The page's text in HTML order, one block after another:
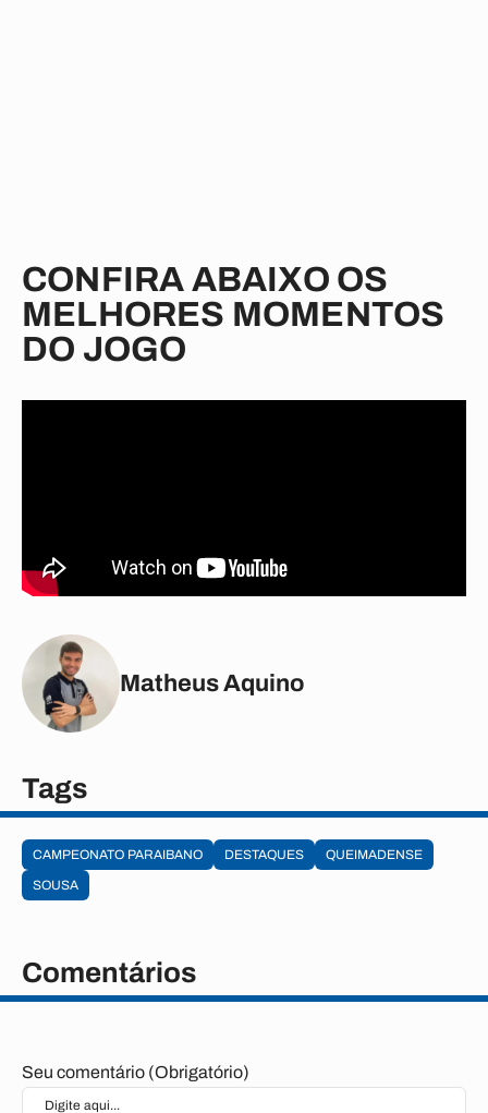
CONFIRA ABAIXO OS
MELHORES MOMENTOS
DO JOGO
Matheus Aquino
Tags
CAMPEONATO PARAIBANO DESTAQUES
QUEIMADENSE
SOUSA
Comentários
Seu comentário (Obrigatório)